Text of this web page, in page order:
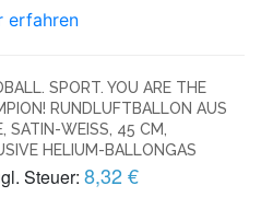
erfahren
SPORT. YOU ARE THE
RUNDLUFTBALLON AUS
SATIN-WEISS, 45 CM,
HELIUM-BALLONGAS
Steuer: 8,32 €